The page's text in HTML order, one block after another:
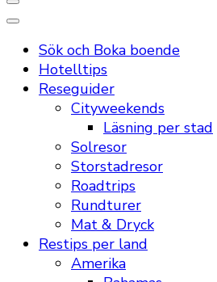
Sök och Boka boende
Hotelltips
Reseguider
Cityweekends
Läsning per stad
Solresor
Storstadresor
Roadtrips
Rundturer
Mat & Dryck
Restips per land
Amerika